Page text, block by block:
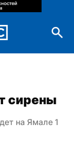
сирены
на Ямале 1